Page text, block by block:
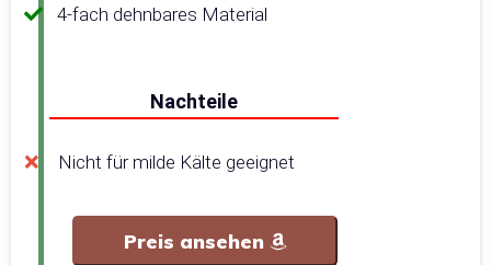
4-fach dehnbares Material
Nachteile
Nicht für milde Kälte geeignet
Preis ansehen